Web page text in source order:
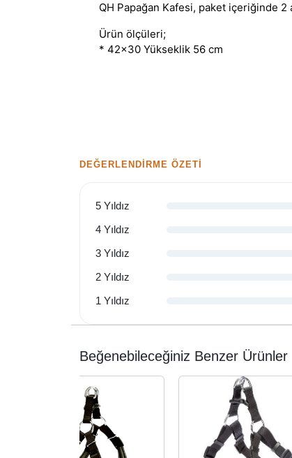
QH Papağan Kafesi, paket içeriğinde
Ürün ölçüleri;
* 42x30 Yükseklik 56 cm
DEĞERLENDIRME ÖZETI
5 Yıldız
4 Yıldız
3 Yıldız
2 Yıldız
1 Yıldız
Beğenebileceğiniz Benzer Ürünler